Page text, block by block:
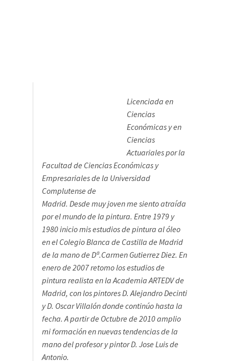
por el mundo de la pintura. Entre 1979 y
1980 inicio mis estudios de pintura al óleo
en el Colegio Blanca de Castilla de Madrid
de la mano de Dª.Carmen Gutierrez Diez. En
enero de 2007 retomo los estudios de
pintura realista en la Academia ARTEDV de
Madrid, con los pintores D. Alejandro Decinti
y D. Oscar Villalón donde continúo hasta la
fecha. A partir de Octubre de 2010 amplio
mi formación en nuevas tendencias de la
mano del profesor y pintor D. Jose Luis de
Antonio.
www.pinturas-oleo-sonia-fernandez.com